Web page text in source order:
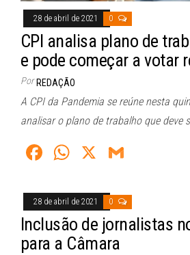
28 de abril de 2021 0
CPI analisa plano de
e pode começar a votar
Por REDAÇÃO
A CPI da Pandemia se reúne nesta
analisar o plano de trabalho que deve
Fa
bo
ok
W
ts
A
pp
X
ail
28 de abril de 2021 0
Inclusão de jornalistas
para a Câmara